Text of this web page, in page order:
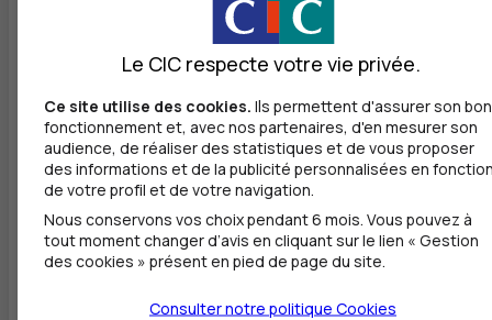
Retrait de rouleaux de monnaie EUR
Dépôt de monnaie EUR
Dépôt de chèques EUR
Equipement pour déficients visuels
Le CIC respecte votre vie privée.
Ce site utilise des cookies. Ils permettent d'assurer son bon
fonctionnement et, avec nos partenaires, d'en mesurer son
audience, de réaliser des statistiques et de vous proposer
des informations et de la publicité personnalisées en
de votre profil et de votre navigation.
Nous conservons vos choix pendant 6 mois. Vous pouvez à
tout moment changer d’avis en cliquant sur le lien « Gestion
des cookies » présent en pied de page du site.
Consulter notre politique Cookies